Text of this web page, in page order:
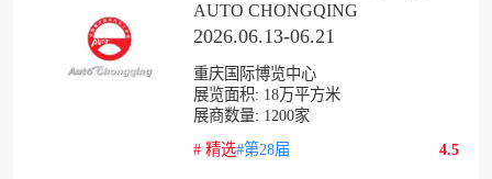
AUTO CHONGQING
2026.06.13-06.21
重庆国际博览中心
展览面积: 18万平方米
展商数量: 1200家
# 精选#第28届 4.5